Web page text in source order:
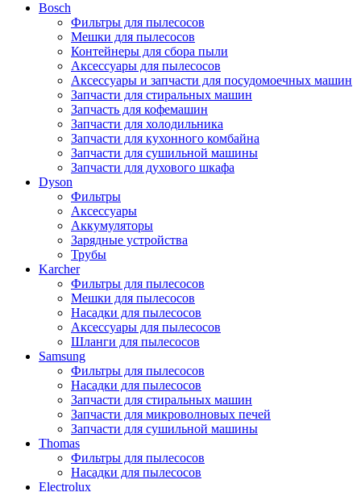
Bosch
Фильтры для пылесосов
Мешки для пылесосов
Контейнеры для сбора пыли
Аксессуары для пылесосов
Аксессуары и запчасти для посудомоечных машин
Запчасти для стиральных машин
Запчасть для кофемашин
Запчасти для холодильника
Запчасти для кухонного комбайна
Запчасти для сушильной машины
Запчасти для духового шкафа
Dyson
Фильтры
Аксессуары
Аккумуляторы
Зарядные устройства
Трубы
Karcher
Фильтры для пылесосов
Мешки для пылесосов
Насадки для пылесосов
Аксессуары для пылесосов
Шланги для пылесосов
Samsung
Фильтры для пылесосов
Насадки для пылесосов
Запчасти для стиральных машин
Запчасти для микроволновых печей
Запчасти для сушильной машины
Thomas
Фильтры для пылесосов
Насадки для пылесосов
Electrolux